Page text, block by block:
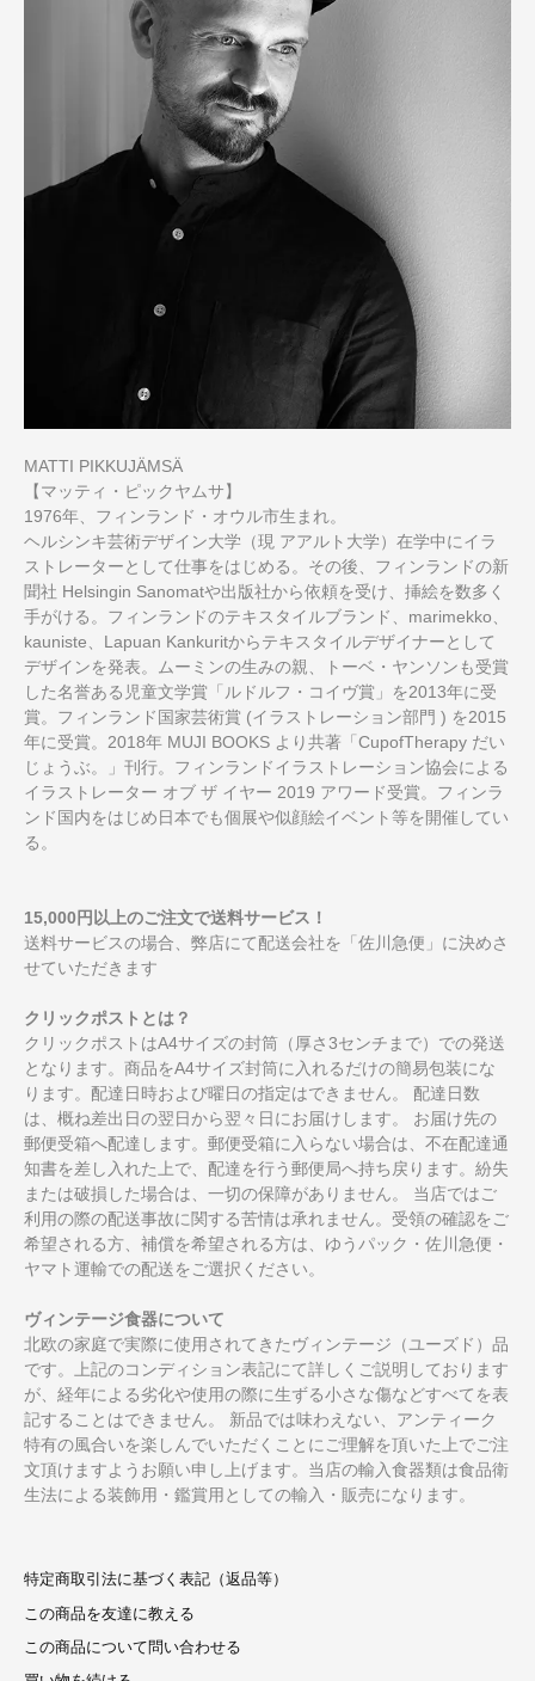
MATTI PIKKUJÄMSÄ
【マッティ・ピックヤムサ】
1976年、フィンランド・オウル市生まれ。
ヘルシンキ芸術デザイン大学（現 アアルト大学）在学中にイラ
ストレーターとして仕事をはじめる。その後、フィンランドの新
聞社 Helsingin Sanomatや出版社から依頼を受け、挿絵を数多く
手がける。フィンランドのテキスタイルブランド、marimekko、
kauniste、Lapuan Kankuritからテキスタイルデザイナーとして
デザインを発表。ムーミンの生みの親、トーベ・ヤンソンも受賞
した名誉ある児童文学賞「ルドルフ・コイヴ賞」を2013年に受
賞。フィンランド国家芸術賞 (イラストレーション部門 ) を2015
年に受賞。2018年 MUJI BOOKS より共著「CupofTherapy だい
じょうぶ。」刊行。フィンランドイラストレーション協会による
イラストレーター オブ ザ イヤー 2019 アワード受賞。フィンラ
ンド国内をはじめ日本でも個展や似顔絵イベント等を開催してい
る。
15,000円以上のご注文で送料サービス！
送料サービスの場合、弊店にて配送会社を「佐川急便」に決めさ
せていただきます
クリックポストとは？
クリックポストはA4サイズの封筒（厚さ3センチまで）での発送
となります。商品をA4サイズ封筒に入れるだけの簡易包装にな
ります。配達日時および曜日の指定はできません。 配達日数
は、概ね差出日の翌日から翌々日にお届けします。 お届け先の
郵便受箱へ配達します。郵便受箱に入らない場合は、不在配達通
知書を差し入れた上で、配達を行う郵便局へ持ち戻ります。紛失
または破損した場合は、一切の保障がありません。 当店ではご
利用の際の配送事故に関する苦情は承れません。受領の確認をご
希望される方、補償を希望される方は、ゆうパック・佐川急便・
ヤマト運輸での配送をご選択ください。
ヴィンテージ食器について
北欧の家庭で実際に使用されてきたヴィンテージ（ユーズド）品
です。上記のコンディション表記にて詳しくご説明しております
が、経年による劣化や使用の際に生ずる小さな傷などすべてを表
記することはできません。 新品では味わえない、アンティーク
特有の風合いを楽しんでいただくことにご理解を頂いた上でご注
文頂けますようお願い申し上げます。当店の輸入食器類は食品衛
生法による装飾用・鑑賞用としての輸入・販売になります。
特定商取引法に基づく表記（返品等）
この商品を友達に教える
この商品について問い合わせる